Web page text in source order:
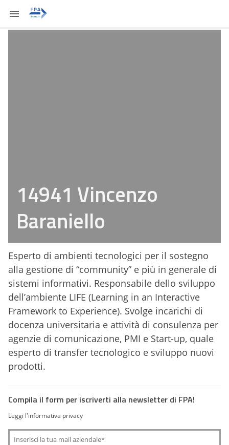
14941 Vincenzo
Baraniello
Esperto di ambienti tecnologici per il sostegno
alla gestione di “community” e più in generale di
sistemi informativi. Responsabile dello sviluppo
dell’ambiente LIFE (Learning in an Interactive
Framework to Experience). Svolge incarichi di
docenza universitaria e attività di consulenza per
agenzie di comunicazione, PMI e Start-up, quale
esperto di transfer tecnologico e sviluppo nuovi
prodotti.
Compila il form per iscriverti alla newsletter di FPA!
Leggi l'informativa privacy